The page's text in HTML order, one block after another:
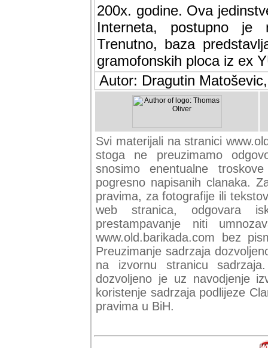
200x. godine. Ova
Interneta, postupno je
baza predstavlja
ploca iz ex YU.
Autor: Dragutin
Svi materijali na stranici
stoga ne preuzimamo
snosimo enentualne
pogresno napisanih clanaka.
pravima, za fotografije ili
web stranica, odgovara
prestampavanje niti
www.old.barikada.com bez
Preuzimanje sadrzaja
na izvornu stranicu
dozvoljeno je uz navodjenje
koristenje sadrzaja podlijeze
pravima u BiH.